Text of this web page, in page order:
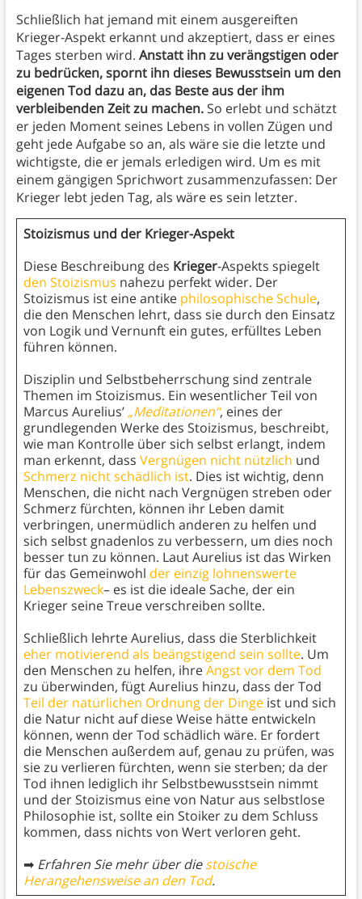
Schließlich hat jemand mit einem ausgereiften
Krieger-Aspekt erkannt und akzeptiert, dass er eines
Tages sterben wird. Anstatt ihn zu verängstigen oder
zu bedrücken, spornt ihn dieses Bewusstsein um den
eigenen Tod dazu an, das Beste aus der ihm
verbleibenden Zeit zu machen.So erlebt und schätzt
er jeden Moment seines Lebens in vollen Zügen und
geht jede Aufgabe so an, als wäre sie die letzte und
wichtigste, die er jemals erledigen wird. Um es mit
einem gängigen Sprichwort zusammenzufassen: Der
Krieger lebt jeden Tag, als wäre es sein letzter.
Stoizismus und der Krieger-Aspekt
Diese Beschreibung des Krieger-Aspekts spiegelt
den Stoizismus nahezu perfekt wider. Der
Stoizismus ist eine antike philosophische Schule,
die den Menschen lehrt, dass sie durch den Einsatz
von Logik und Vernunft ein gutes, erfülltes Leben
führen können.
Disziplin und Selbstbeherrschung sind zentrale
Themen im Stoizismus. Ein wesentlicher Teil von
Marcus Aurelius’„Meditationen“, eines der
grundlegenden Werke des Stoizismus, beschreibt,
wie man Kontrolle über sich selbst erlangt, indem
man erkennt, dass Vergnügen nicht nützlich und
Schmerz nicht schädlich ist. Dies ist wichtig, denn
Menschen, die nicht nach Vergnügen streben oder
Schmerz fürchten, können ihr Leben damit
verbringen, unermüdlich anderen zu helfen und
sich selbst gnadenlos zu verbessern, um dies noch
besser tun zu können. Laut Aurelius ist das Wirken
für das Gemeinwohl der einzig lohnenswerte
Lebenszweck– es ist die ideale Sache, der ein
Krieger seine Treue verschreiben sollte.
Schließlich lehrte Aurelius, dass die Sterblichkeit
eher motivierend als beängstigend sein sollte. Um
den Menschen zu helfen, ihreAngst vor dem Tod
zu überwinden, fügt Aurelius hinzu, dass der Tod
Teil der natürlichen Ordnung der Dingeist und sich
die Natur nicht auf diese Weise hätte entwickeln
können, wenn der Tod schädlich wäre. Er fordert
die Menschen außerdem auf, genau zu prüfen, was
sie zu verlieren fürchten, wenn sie sterben; da der
Tod ihnen lediglich ihr Selbstbewusstsein nimmt
und der Stoizismus eine von Natur aus selbstlose
Philosophie ist, sollte ein Stoiker zu dem Schluss
kommen, dass nichts von Wert verloren geht.
➡Erfahren Sie mehr über diestoische
Herangehensweise an den Tod.